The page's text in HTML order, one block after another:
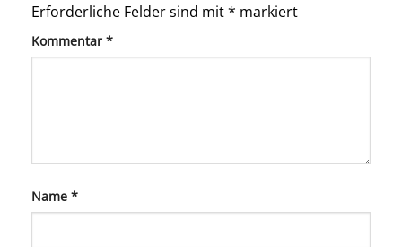
Erforderliche Felder sind mit* markiert
Kommentar *
Name *